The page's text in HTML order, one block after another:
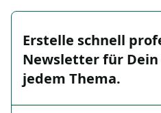
Erstelle schnell
Newsletter für
jedem Thema.